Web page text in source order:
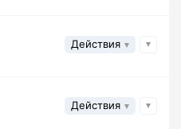
Действия
Действия